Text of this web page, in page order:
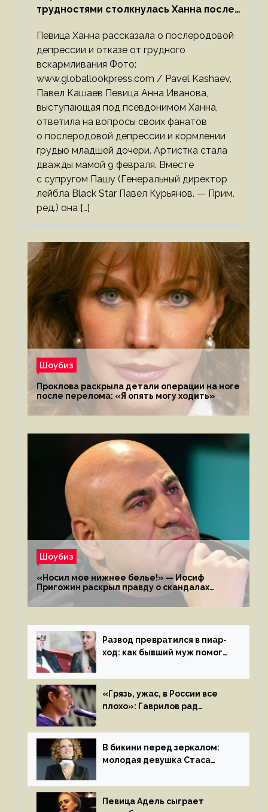
трудностями столкнулась Ханна после
Певица Ханна рассказала о послеродовой
депрессии и отказе от грудного
вскармливания Фото:
www.globallookpress.com / Pavel Kashaev,
Павел Кашаев Певица Анна Иванова,
выступающая под псевдонимом Ханна,
ответила на вопросы своих фанатов
о послеродовой депрессии и кормлении
грудью младшей дочери. Артистка стала
дважды мамой 9 февраля. Вместе
с супругом Пашу (Генеральный директор
лейбла Black Star Павел Курьянов. — Прим.
ред.) она […]
Шоубиз
Проклова раскрыла детали операции на ноге
после перелома: «Я опять могу ходить»
Шоубиз
«Носил мое нижнее белье!» — Иосиф
Пригожин раскрыл правду о скандалах
с мужем своей экс-жены
Развод превратился в пиар-
ход: как бывший муж помог
«Грязь, ужас, в России все
плохо»: Гаврилов рад
иноагентов
В бикини перед зеркалом:
молодая девушка Стаса
на камеру
Певица Адель сыграет